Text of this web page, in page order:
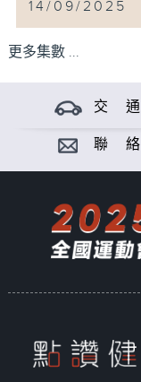
14/09/2025
更多集數 ...
交 通
聯 絡